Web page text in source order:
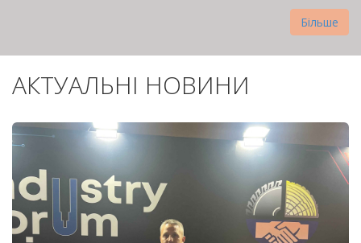
Більше
АКТУАЛЬНІ НОВИНИ